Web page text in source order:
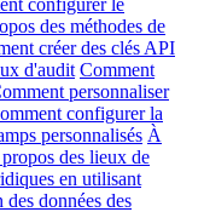
des méthodes de
créer des clés API
d'audit Comment
personnaliser
configurer la
personnalisés À
des lieux de
en utilisant
données des